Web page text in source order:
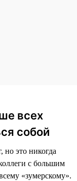
всех
собой
это никогда
с большим
«зумерскому».